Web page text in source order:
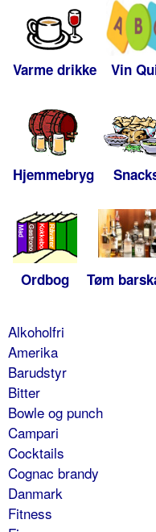
Varme drikke Vin
Hjemmebryg
Ordbog Tøm
Alkoholfri
Amerika
Barudstyr
Bitter
Bowle og punch
Campari
Cocktails
Cognac brandy
Danmark
Fitness